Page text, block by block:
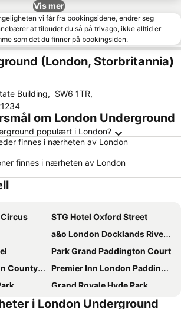
Vis mer
vi får fra bookingsidene, endrer seg
at tilbudet du så på trivago, ikke alltid er
som det du finner på bookingsiden.
(London, Storbritannia)
Building, SW6 1TR,
om London Underground
populært i London?
finnes i nærheten av London
finnes i nærheten av London
STG Hotel Oxford Street
a&o London Docklands Riverside
Park Grand Paddington Court
Hall
Premier Inn London Paddington (Paddington Basin) hotel
Grand Royale Hyde Park
Kensington
Park Plaza London Riverbank
i London Underground